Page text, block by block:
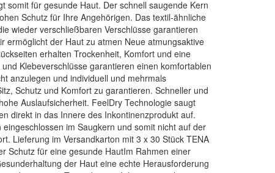
somit für gesunde Haut. Der schnell saugende Kern
Schutz für Ihre Angehörigen. Das textil-ähnliche
wieder verschließbaren Verschlüsse garantieren
ermöglicht der Haut zu atmen Neue atmungsaktive
erhalten Trockenheit, Komfort und eine
Klebeverschlüsse garantieren einen komfortablen
anzulegen und individuell und mehrmals
Schutz und Komfort zu garantieren. Schneller und
Auslaufsicherheit. FeelDry Technologie saugt
direkt in das Innere des Inkontinenzprodukt auf.
im Saugkern und somit nicht auf der
Lieferung im Versandkarton mit 3 x 30 Stück TENA
Schutz für eine gesunde HautIm Rahmen einer
der Haut eine echte Herausforderung